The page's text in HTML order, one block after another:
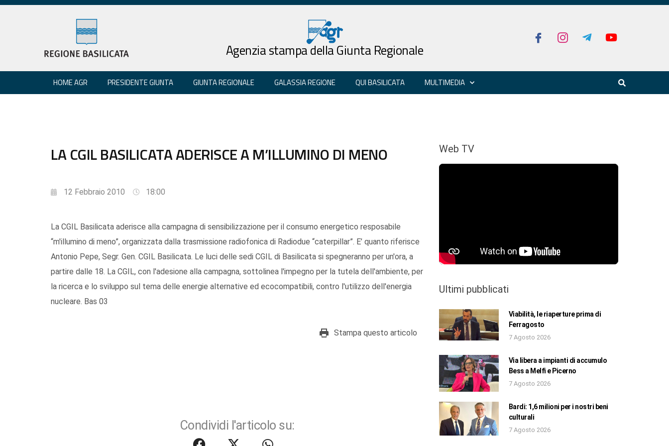
Agenzia stampa della Giunta Regionale
HOME AGR PRESIDENTE GIUNTA GIUNTA REGIONALE GALASSIA REGIONE QUI BASILICATA MULTIMEDIA
LA CGIL BASILICATA ADERISCE A M’ILLUMINO DI MENO
12 Febbraio 2010 18:00
La CGIL Basilicata aderisce alla campagna di sensibilizzazione per il consumo energetico resposabile
“m'illumino di meno”, organizzata dalla trasmissione radiofonica di Radiodue “caterpillar”. E’ quanto riferisce
Antonio Pepe, Segr. Gen. CGIL Basilicata. Le luci delle sedi CGIL di Basilicata si spegneranno per un'ora, a
partire dalle 18. La CGIL, con l'adesione alla campagna, sottolinea l'impegno per la tutela dell'ambiente, per
la ricerca e lo sviluppo sul tema delle energie alternative ed ecocompatibili, contro l'utilizzo dell'energia
nucleare. Bas 03
Stampa questo articolo
Condividi l'articolo su:
Web TV
Ultimi pubblicati
Viabilità, le riaperture prima di
Ferragosto
7 Agosto 2026
Via libera a impianti di accumulo
Bess a Melfi e Picerno
7 Agosto 2026
Bardi: 1,6 milioni per i nostri beni
culturali
7 Agosto 2026